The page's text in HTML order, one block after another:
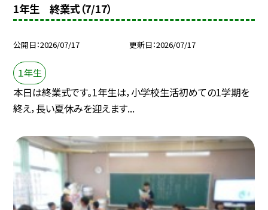
1年生 終業式（7/17）
公開日 2026/07/17 更新日 2026/07/17
１年生
本日は終業式です。1年生は，小学校生活初めての1学期を
終え，長い夏休みを迎えます...